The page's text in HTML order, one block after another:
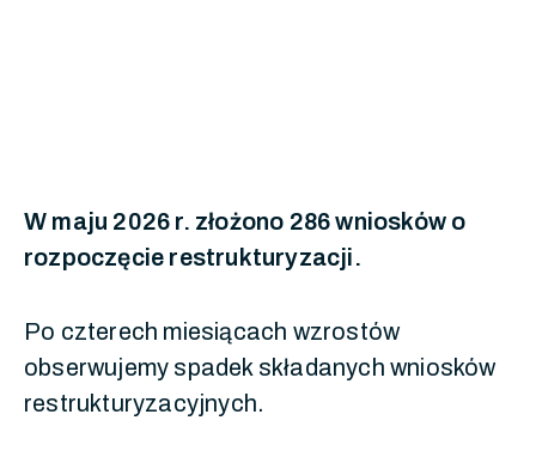
W maju 2026 r. złożono 286 wniosków o
rozpoczęcie restrukturyzacji.
Po czterech miesiącach wzrostów
obserwujemy spadek składanych wniosków
restrukturyzacyjnych.